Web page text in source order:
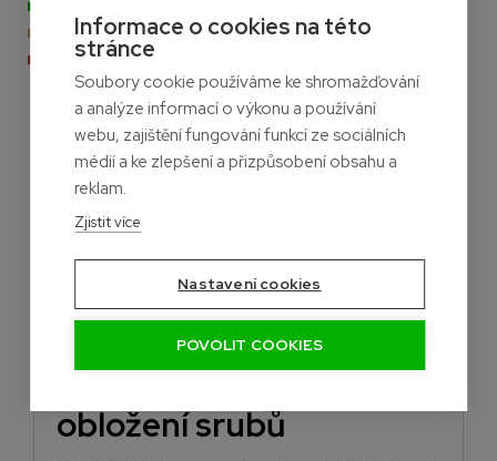
- Naskladníme do měsíce
- Aktuálně nedostupné
*Všechny ceny jsou uvedeny včetně DPH
obložení srubů
Informace o cookies na této
stránce
Soubory cookie používáme ke shromažďování
a analýze informací o výkonu a používání
webu, zajištění fungování funkcí ze sociálních
médií a ke zlepšení a přizpůsobení obsahu a
reklam.
Zjistit více
Nastavení cookies
POVOLIT COOKIES